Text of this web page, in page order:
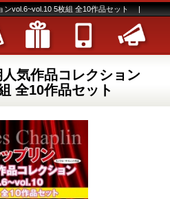
ンvol.6~vol.10 5枚組 全10作品セット |
気作品コレクション
全10作品セット